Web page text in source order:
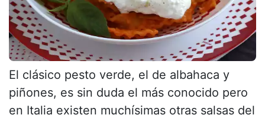
El clásico pesto verde, el de albahaca y
piñones, es sin duda el más conocido pero
en Italia existen muchísimas otras salsas del